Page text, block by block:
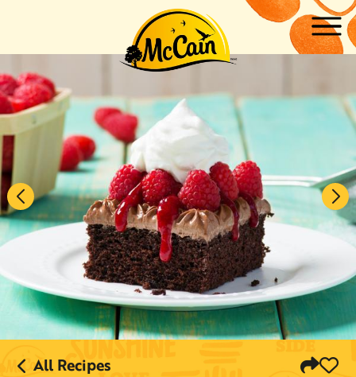
submenu for "Produits"
submenu for "Recettes"
All Recipes